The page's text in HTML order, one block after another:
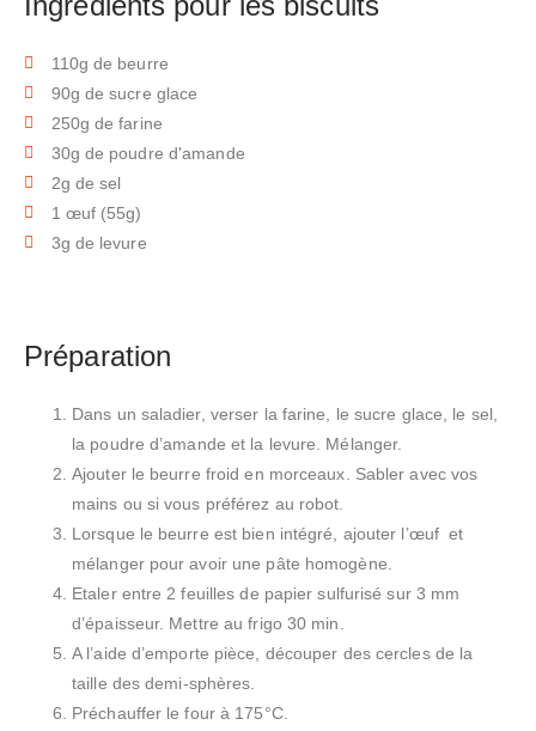
110g de beurre
90g de sucre glace
250g de farine
30g de poudre d'amande
2g de sel
1 œuf (55g)
3g de levure
Préparation
Dans un saladier, verser la farine, le sucre glace, le sel,
la poudre d’amande et la levure. Mélanger.
Ajouter le beurre froid en morceaux. Sabler avec vos
mains ou si vous préférez au robot.
Lorsque le beurre est bien intégré, ajouter l’œuf et
mélanger pour avoir une pâte homogène.
Etaler entre 2 feuilles de papier sulfurisé sur 3 mm
d’épaisseur. Mettre au frigo 30 min.
A l’aide d’emporte pièce, découper des cercles de la
taille des demi-sphères.
Préchauffer le four à 175°C.